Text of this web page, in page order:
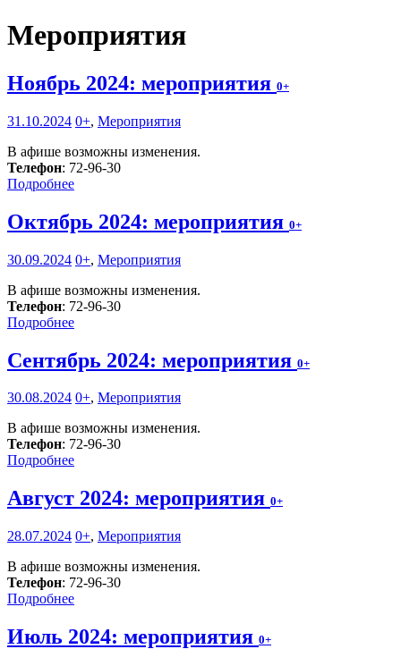
Мероприятия
Ноябрь 2024: мероприятия 0+
31.10.2024 0+, Мероприятия
В афише возможны изменения.
Телефон: 72-96-30
Подробнее
Октябрь 2024: мероприятия 0+
30.09.2024 0+, Мероприятия
В афише возможны изменения.
Телефон: 72-96-30
Подробнее
Сентябрь 2024: мероприятия 0+
30.08.2024 0+, Мероприятия
В афише возможны изменения.
Телефон: 72-96-30
Подробнее
Август 2024: мероприятия 0+
28.07.2024 0+, Мероприятия
В афише возможны изменения.
Телефон: 72-96-30
Подробнее
Июль 2024: мероприятия 0+